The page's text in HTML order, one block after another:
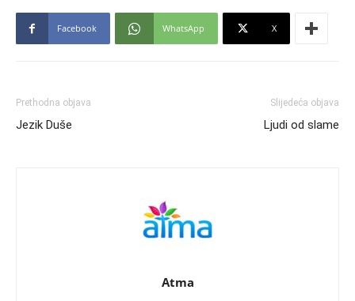
Facebook WhatsApp X
Prethodna objava
Jezik Duše
Slijedeća objava
Ljudi od slame
Atma